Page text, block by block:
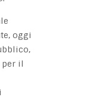
oggi
per il